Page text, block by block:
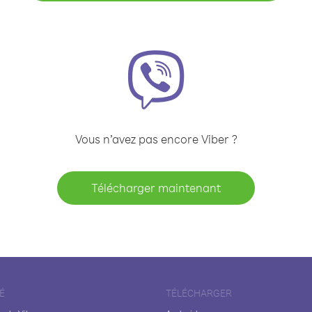
Vous n’avez pas encore Viber ?
Télécharger maintenant
TÉLÉCHARGER